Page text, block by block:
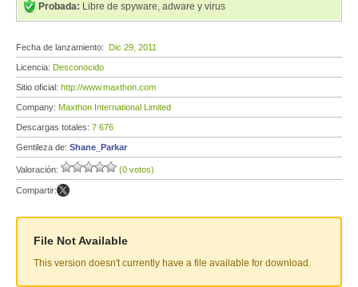
Probada: Libre de spyware, adware y virus
Fecha de lanzamiento: Dic 29, 2011
Licencia: Desconocido
Sitio oficial: http://www.maxthon.com
Company: Maxthon International Limited
Descargas totales: 7 676
Gentileza de: Shane_Parkar
Valoración: (0 votos)
Compartir:
File Not Available
This version doesn't currently have a file available for download.